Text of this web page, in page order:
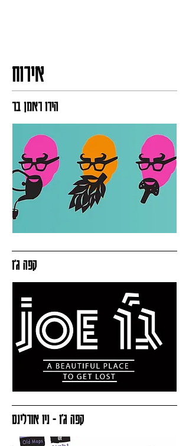
אירוח
הירו ראמן בר
קפה ג׳ו
קפה ג׳ו - ניו אורלינס